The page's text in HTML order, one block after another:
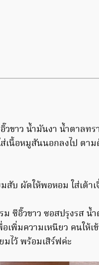
ขาว น้ำมันงา น้ำตาลท
นื้อหมูสันนอกลงไป ตาม
สับ ผัดให้พอหอม ใส่เต้า
ซีอิ๊วขาว ซอสปรุงรส น้
เพิ่มความเหนียว คนให้เ
ไว้ พร้อมเสิร์ฟค่ะ